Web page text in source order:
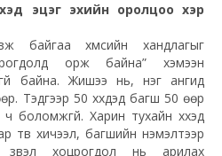
эцэг эхийн оролцоо хэр
хүмүүсийн хандлагыг
орж байна” хэмээн
байна. Жишээ нь, нэг ангид
Тэдгээр 50 хүүхдэд багш 50 өөр
боломжгүй. Харин тухайн хүүхэд
тв хичээл, багшийн нэмэлтээр
хоцрогдол нь арилах